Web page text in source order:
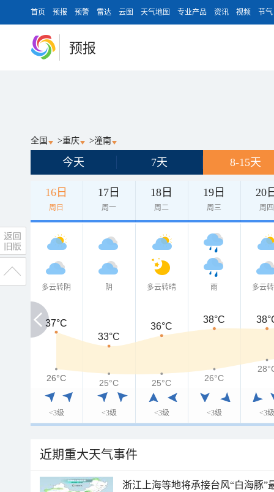
首页 预报 预警 雷达 云图 天气地图 专业产品 资讯 视频 节气
预报
全国 >重庆 >潼南
今天 7天 8-15天
16日
周日
17日
周一
18日
周二
19日
周三
20
周四
多云转阴
<3级
阴
<3级
多云转晴
<3级
雨
<3级
多云
<3级
37°C
37°C
33°C
36°C
38°C
26°C
26°C 25°C 25°C 26°C
近期重大天气事件
浙江上海等地将承接台风“白海豚”